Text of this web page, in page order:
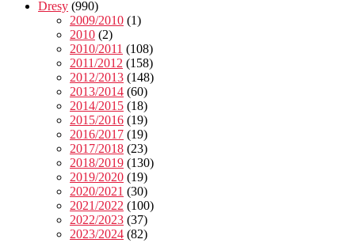
Dresy (990)
2009/2010 (1)
2010 (2)
2010/2011 (108)
2011/2012 (158)
2012/2013 (148)
2013/2014 (60)
2014/2015 (18)
2015/2016 (19)
2016/2017 (19)
2017/2018 (23)
2018/2019 (130)
2019/2020 (19)
2020/2021 (30)
2021/2022 (100)
2022/2023 (37)
2023/2024 (82)